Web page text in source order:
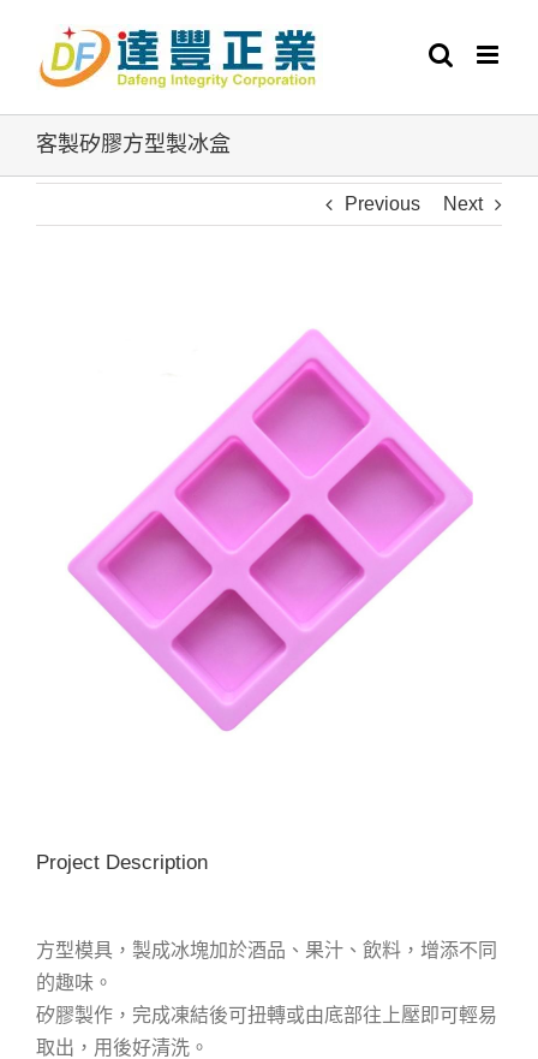
content
客製矽膠方型製冰盒
Previous Next
Project Description
方型模具，製成冰塊加於酒品、果汁、飲料，增添不同
的趣味。
矽膠製作，完成凍結後可扭轉或由底部往上壓即可輕易
取出，用後好清洗。